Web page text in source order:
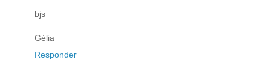
bjs
Gélia
Responder